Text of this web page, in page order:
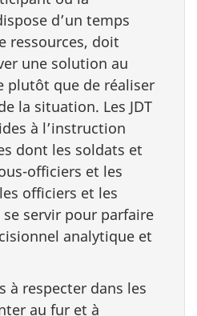
d’un temps
ressources, doit
une solution au
plutôt que de réaliser
la situation. Les JDT
à l’instruction
dont les soldats et
officiers et les
officiers et les
servir pour parfaire
analytique et
à respecter dans les
au fur et à